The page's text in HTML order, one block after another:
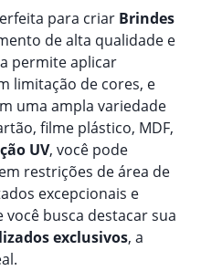
para criar Brindes
de alta qualidade e
permite aplicar
limitação de cores, e
uma ampla variedade
filme plástico, MDF,
UV, você pode
restrições de área de
excepcionais e
busca destacar sua
sexclusivos, a